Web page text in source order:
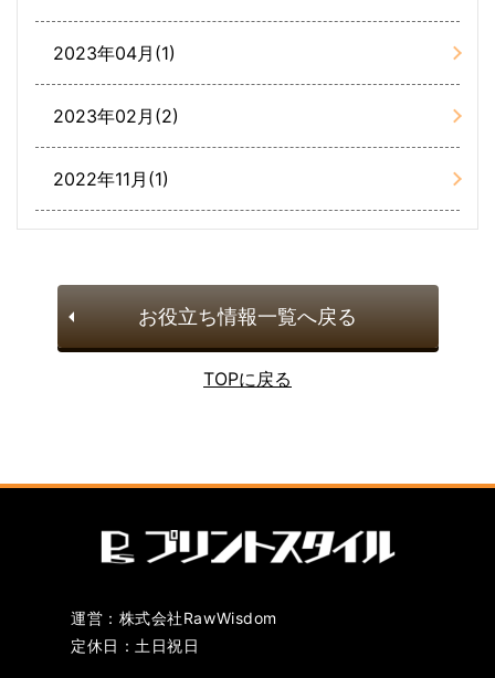
2023年04月(1)
2023年02月(2)
2022年11月(1)
お役立ち情報一覧へ戻る
TOPに戻る
運営：株式会社RawWisdom
定休日：土日祝日